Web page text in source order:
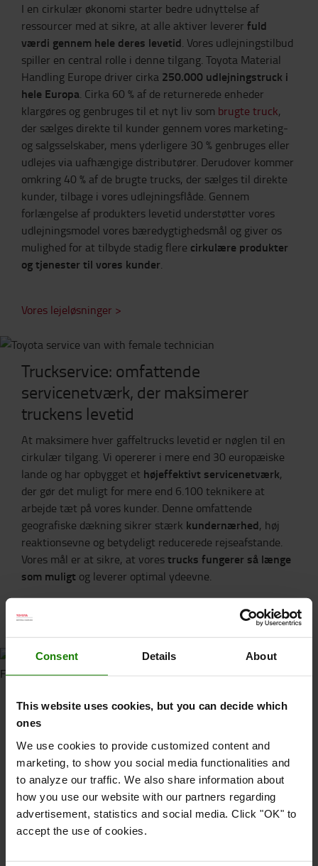
Consent Details About
This website uses cookies, but you can decide which
ones
We use cookies to provide customized content and
marketing, to show you social media functionalities and
to analyze our traffic. We also share information about
how you use our website with our partners regarding
advertisement, statistics and social media. Click "OK" to
accept the use of cookies.
I en cirkulær økonomi starter bedre udnyttelse af
ressourcer med at sikre, at alle aktiver leverer fuld
værdi gennem hele deres levetid. Vores udlejningstilbud
spiller en central rolle i denne tilgang. Toyota Material
Handling Europe driver cirka 250.000 udlejningstruck i
hele Europa. Cirka 60 % af de returnerede enheder
klargøres og genbruges til et nyt liv som brugte truck,
der sælges direkte til kunder gennem vores marketing-
og salgsselskaber, mens yderligere 30 % genbruges eller
udlejes via uafhængige distributører. Derudover kommer
omkring 40 % af de brugte trucks, der sælges til direkte
kunder, tilbage i vores udlejningsflåde. Gennem
forlængelse af produkters levetid understøtter vores
udlejningsmodel vores bæredygtighedsmål og giver os
mulighed for at tilbyde stadig flere cirkulære produkter
og tjenester til vores kunder.
Vores lejeløsninger >
Truckservice: omfattende
servicenetværk, der maksimerer
truckens levetid
At maksimere hver gaffeltrucks levetid er nøglen til en
cirkulær tilgang. Vi opererer i mere end 30 europæiske
lande og har opbygget et højeffektivt servicenetværk,
der gør det muligt for mere end 6.100 teknikere at
arbejde tæt på vores kunder. Denne omfattende
geografiske dækning sikrer stærk kundernærhed, høj
reaktionsevne og betydeligt reducerede rejseafstande.
Vores mål er at sikre, at vorestrucks fungerer så længe
som muligt og leverer optimal ydeevne.
Vores truckservice tilgang >
Renovering af gaffeltrucks:
muligheden for nyt liv
Vores renoveringsnetværk spiller en vigtig rolle i at give
gaffeltrucks etægte nyt liv. Vi driver 40
flådestyringscentre (FMC'er) i hele Europa, hvor vi
reparerer og renoverer trucks for at forlænge deres
levetid. Derudover har Toyota Material Handling
Manufacturing France sammen med Toyota Material